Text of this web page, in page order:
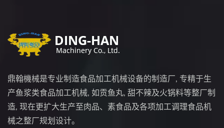
鼎翰機械是专业制造食品加工机械设备的制造厂, 专精于生
产鱼浆类食品加工机械, 如贡鱼丸, 甜不辣及火锅料等整厂制
造, 现在更扩大生产至肉品、素食品及各项加工调理食品机
械之整厂规划设计。